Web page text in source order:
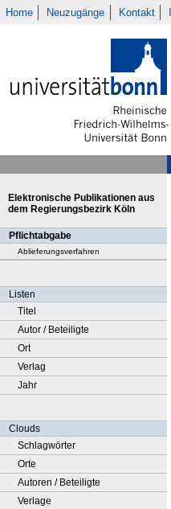
Home Neuzugänge Kontakt
Elektronische Publikationen aus
dem Regierungsbezirk Köln
Pflichtabgabe
Ablieferungsverfahren
Listen
Titel
Autor / Beteiligte
Ort
Verlag
Jahr
Clouds
Schlagwörter
Orte
Autoren / Beteiligte
Verlage